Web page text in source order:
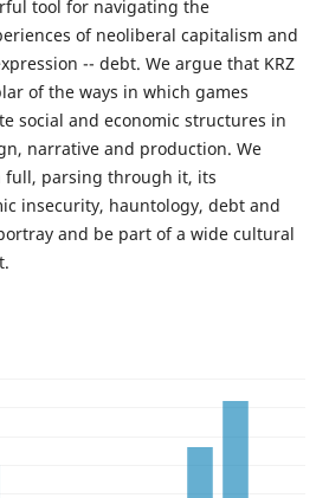
tool for navigating the
of neoliberal capitalism and
-- debt. We argue that KRZ
of the ways in which games
social and economic structures in
narrative and production. We
full, parsing through it, its
insecurity, hauntology, debt and
and be part of a wide cultural